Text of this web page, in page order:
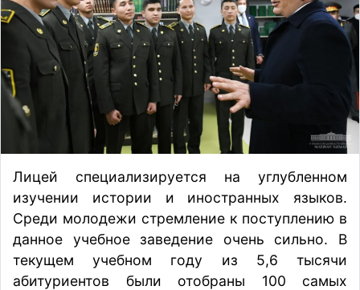
Лицей специализируется на углубленном
изучении истории и иностранных языков.
Среди молодежи стремление к поступлению в
данное учебное заведение очень сильно. В
текущем учебном году из 5,6 тысячи
абитуриентов были отобраны 100 самых